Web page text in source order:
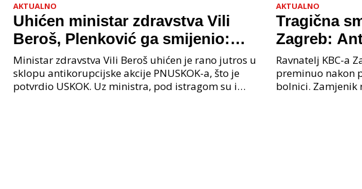
AKTUALNO
Uhićen ministar zdravstva Vili
Beroš, Plenković ga smijenio:
Istraga USKOK-a zbog korupcije
Ministar zdravstva Vili Beroš uhićen je rano jutros u
sklopu antikorupcijske akcije PNUSKOK-a, što je
potvrdio USKOK. Uz ministra, pod istragom su i
AKTUALNO
Tragična
Zagreb:
nakon
mjestu
Ravnatelj KBC-a
preminuo nakon
bolnici. Zamjenik